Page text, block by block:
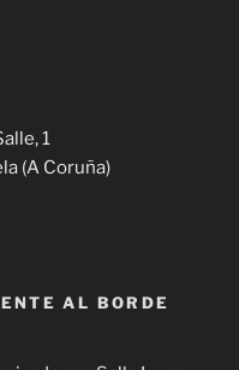
1
(A Coruña)
AL BORDE